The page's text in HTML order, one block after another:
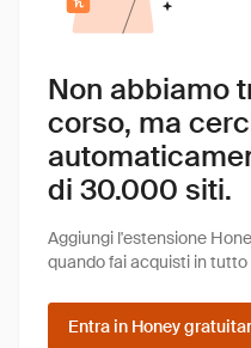
Non abbiamo
corso, ma
di 30.000 siti.
Aggiungi l'estensione
quando fai acquisti in tutto
Entra in Honey